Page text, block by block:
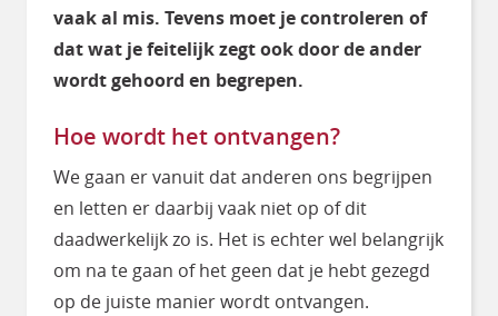
vaak al mis. Tevens moet je controleren of
dat wat je feitelijk zegt ook door de ander
wordt gehoord en begrepen.
Hoe wordt het ontvangen?
We gaan er vanuit dat anderen ons begrijpen
en letten er daarbij vaak niet op of dit
daadwerkelijk zo is. Het is echter wel belangrijk
om na te gaan of het geen dat je hebt gezegd
op de juiste manier wordt ontvangen.